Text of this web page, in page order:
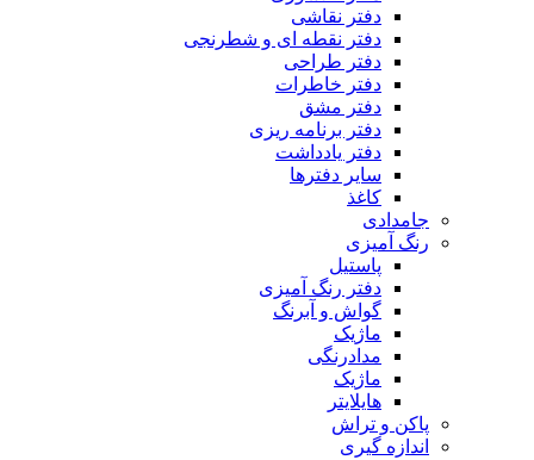
دفتر نقاشی
دفتر نقطه ای و شطرنجی
دفتر طراحی
دفتر خاطرات
دفتر مشق
دفتر برنامه ریزی
دفتر یادداشت
سایر دفترها
کاغذ
جامدادی
رنگ آمیزی
پاستیل
دفتر رنگ آمیزی
گواش و آبرنگ
ماژیک
مدادرنگی
ماژیک
هایلایتر
پاکن و تراش
اندازه گیری